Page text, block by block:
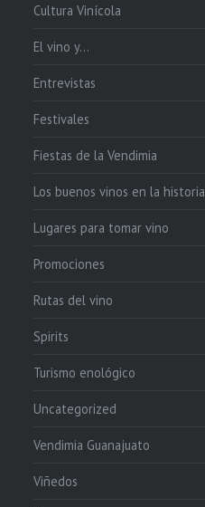
Cultura Vinícola
El vino y…
Entrevistas
Festivales
Fiestas de la Vendimia
Los buenos vinos en la historia
Lugares para tomar vino
Promociones
Rutas del vino
Spirits
Turismo enológico
Uncategorized
Vendimia Guanajuato
Viñedos